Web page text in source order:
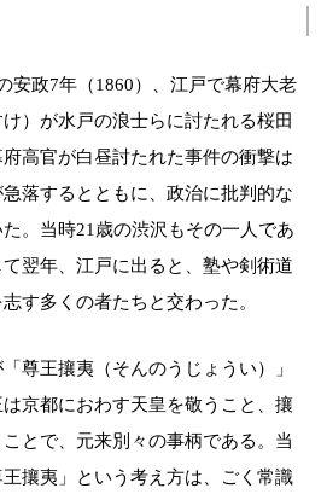
安政7年（1860）、江戸で幕府大老
）が水戸の浪士らに討たれる桜田
高官が白昼討たれた事件の衝撃は
落するとともに、政治に批判的な
。当時21歳の渋沢もその一人であ
翌年、江戸に出ると、塾や剣術道
す多くの者たちと交わった。
尊王攘夷（そんのうじょうい）」
京都におわす天皇を敬うこと、攘
とで、元来別々の事柄である。当
攘夷」という考え方は、ごく常識